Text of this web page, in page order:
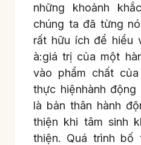
những khoảnh
chúng ta đã từng
rất hữu ích để hiểu
à:giá trị của một
vào phẩm chất
thực hiệnhành
là bản thân hành
thiện khi tâm sinh
thiện. Quá trình bố